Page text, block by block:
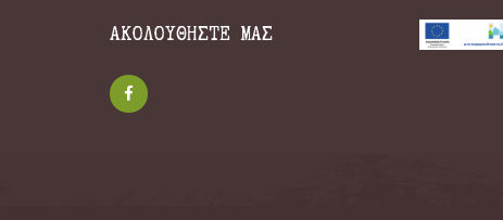
ΑΚΟΛΟΥΘΗΣΤΕ ΜΑΣ